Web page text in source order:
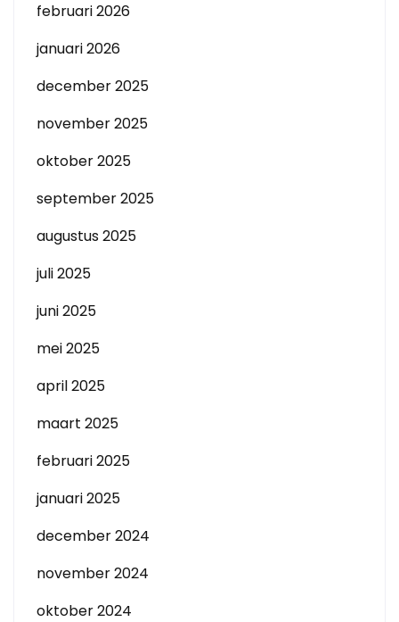
februari 2026
januari 2026
december 2025
november 2025
oktober 2025
september 2025
augustus 2025
juli 2025
juni 2025
mei 2025
april 2025
maart 2025
februari 2025
januari 2025
december 2024
november 2024
oktober 2024